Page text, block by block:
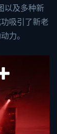
以及多种新
吸引了新老
力。